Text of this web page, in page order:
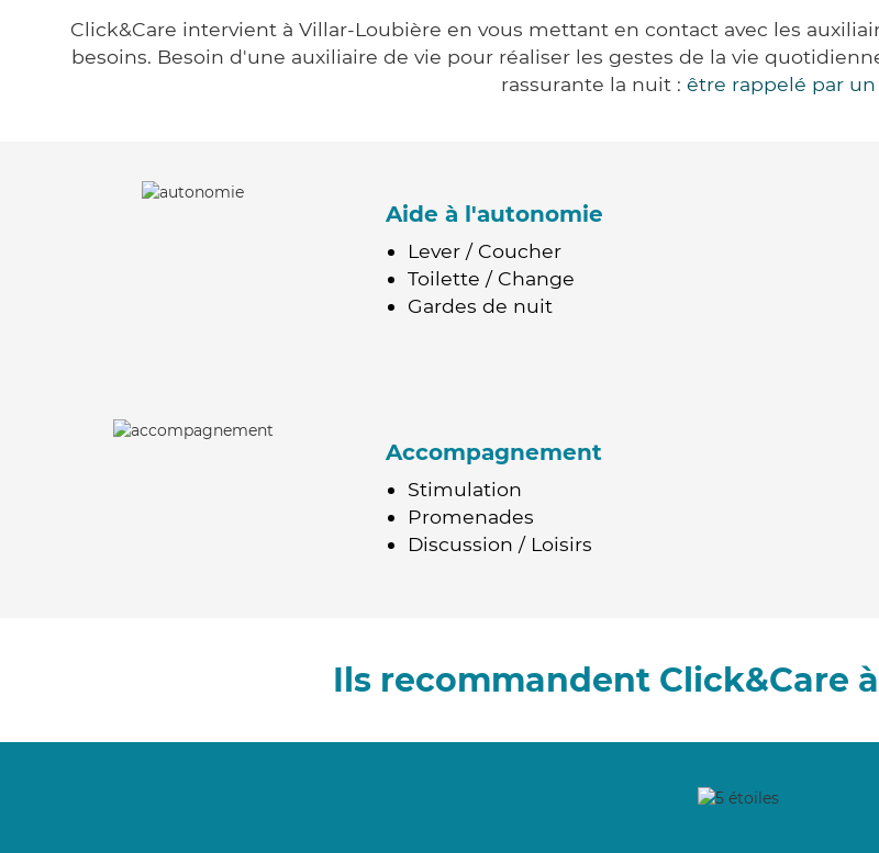
Click&Care intervient à Villar-Loubière en vous mettant en contact avec les
besoins. Besoin d'une auxiliaire de vie pour réaliser les gestes de la vie
rassurante la nuit : être rappelé par
Aide à l'autonomie
Lever / Coucher
Toilette / Change
Gardes de nuit
Accompagnement
Stimulation
Promenades
Discussion / Loisirs
Ils recommandent Click&Care